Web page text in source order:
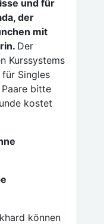
und für
der
mit
Der
Kurssystems
Singles
bitte
kostet
können